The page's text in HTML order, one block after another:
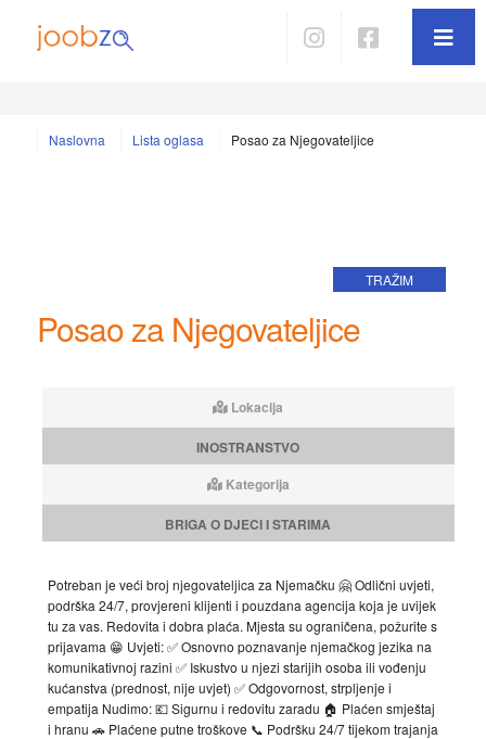
Naslovna Lista oglasa Posao za Njegovateljice
TRAŽIM
Posao za Njegovateljice
Lokacija
INOSTRANSTVO
Kategorija
BRIGA O DJECI I STARIMA
Potreban je veći broj njegovateljica za Njemačku 🤗 Odlični uvjeti,
podrška 24/7, provjereni klijenti i pouzdana agencija koja je uvijek
tu za vas. Redovita i dobra plaća. Mjesta su ograničena, požurite s
prijavama 😁 Uvjeti: ✅ Osnovno poznavanje njemačkog jezika na
komunikativnoj razini ✅ Iskustvo u njezi starijih osoba ili vođenju
kućanstva (prednost, nije uvjet) ✅ Odgovornost, strpljenje i
empatija Nudimo: 💶 Sigurnu i redovitu zaradu 🏠 Plaćen smještaj
i hranu 🚗 Plaćene putne troškove 📞 Podršku 24/7 tijekom trajanja